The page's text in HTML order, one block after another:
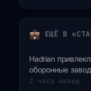
ЕЩЁ В
Hadrian
оборонные
2 часа назад